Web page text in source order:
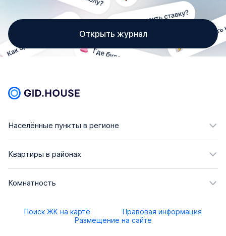
Открыть журнал
Населённые пункты в регионе
Квартиры в районах
Комнатность
Поиск ЖК на карте
Правовая информация
Размещение на сайте